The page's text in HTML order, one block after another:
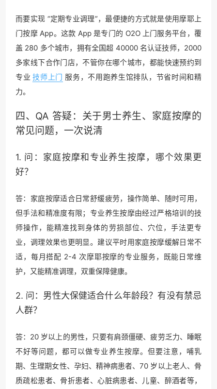
而要实现 “定期专业调理”，最便捷的方式就是使用摩耶上
门按摩 App。这款 App 是专门的 O2O 上门服务平台，覆
盖 280 多个城市，拥有全国超 40000 名认证技师，2000
多家线下合作门店，不管你在哪个城市，都能快速预约到
专业 技师上门 服务，不用跑养生馆排队，节省时间和精
力。
四、QA 答疑：关于男士养生、家庭按摩的
常见问题，一次说清
1. 问：家庭按摩和专业养生按摩，哪个效果更
好？
答：家庭按摩适合日常舒缓疲劳，操作简单、随时可用，
但手法和精准度有限；专业养生按摩由经过严格培训的技
师操作，能精准找到身体的劳损部位、穴位，手法更专
业，调理效果也更明显。建议平时用家庭按摩缓解日常不
适，每月搭配 2-4 次摩耶按摩的专业服务，既能日常维
护，又能精准调理，双重保障健康。
2. 问：男性大保健适合什么年龄段？有没有禁忌
人群？
答：20 岁以上的男性，只要有肩颈僵硬、疲劳乏力、睡眠
不好等问题，都可以做专业养生按摩。但要注意，哺乳
期、生理期女性、孕妇、精神病患者、70 岁以上老人、骨
质疏松患者、骨折患者、心脏病患者、儿童、醉酒者等，